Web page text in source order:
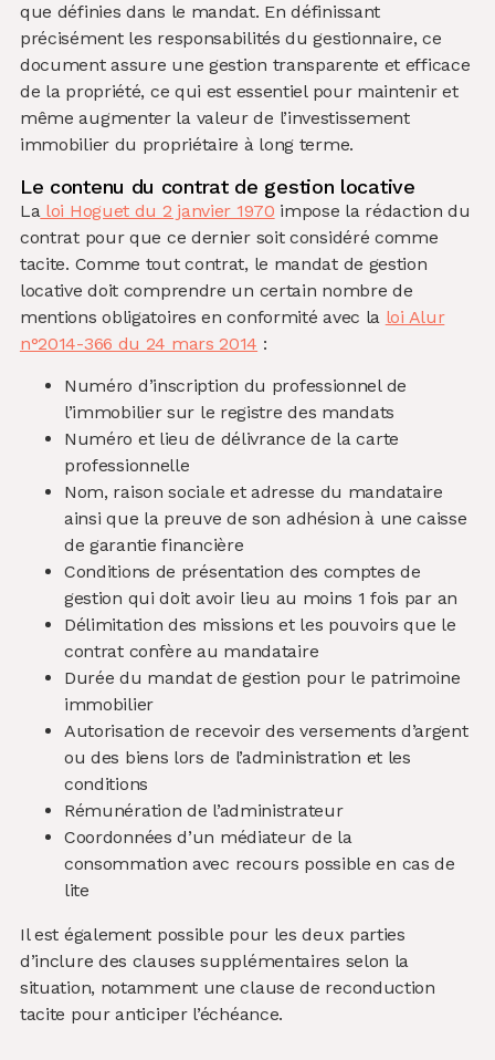
que définies dans le mandat. En définissant
précisément les responsabilités du gestionnaire, ce
document assure une gestion transparente et efficace
de la propriété, ce qui est essentiel pour maintenir et
même augmenter la valeur de l’investissement
immobilier du propriétaire à long terme.
Le contenu du contrat de gestion locative
La loi Hoguet du 2 janvier 1970 impose la rédaction du
contrat pour que ce dernier soit considéré comme
tacite. Comme tout contrat, le mandat de gestion
locative doit comprendre un certain nombre de
mentions obligatoires en conformité avec la loi Alur
n°2014-366 du 24 mars 2014 :
Numéro d’inscription du professionnel de
l’immobilier sur le registre des mandats
Numéro et lieu de délivrance de la carte
professionnelle
Nom, raison sociale et adresse du mandataire
ainsi que la preuve de son adhésion à une caisse
de garantie financière
Conditions de présentation des comptes de
gestion qui doit avoir lieu au moins 1 fois par an
Délimitation des missions et les pouvoirs que le
contrat confère au mandataire
Durée du mandat de gestion pour le patrimoine
immobilier
Autorisation de recevoir des versements d’argent
ou des biens lors de l’administration et les
conditions
Rémunération de l’administrateur
Coordonnées d’un médiateur de la
consommation avec recours possible en cas de
lite
Il est également possible pour les deux parties
d’inclure des clauses supplémentaires selon la
situation, notamment une clause de reconduction
tacite pour anticiper l’échéance.